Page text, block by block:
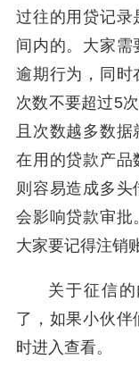
过往的用贷记录
间内的。大家
逾期行为，同时
次数不要超过5
且次数越多数
在用的贷款产品
则容易造成多
会影响贷款审批
大家要记得注销
关于征信
了，如果小伙
时进入查看。